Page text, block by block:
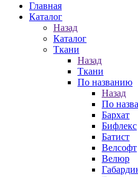
Главная
Каталог
Назад
Каталог
Ткани
Назад
Ткани
По названию
Назад
По
Бархат
Бифлекс
Батист
Велсофт
Велюр